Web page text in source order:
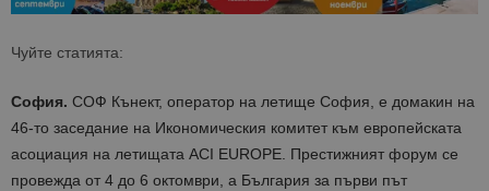
Чуйте статията:
София. СОФ Кънект, оператор на летище София, е домакин на
46-то заседание на Икономическия комитет към европейската
асоциация на летищата ACI EUROPE. Престижният форум се
провежда от 4 до 6 октомври, а България за първи път